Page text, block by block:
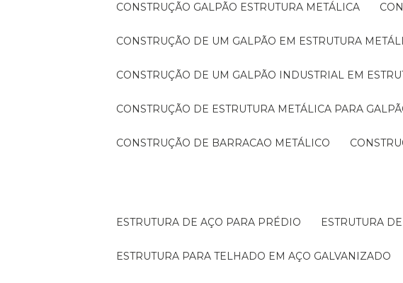
CONSTRUÇÃO GALPÃO ESTRUTURA METÁLICA
CONSTRUÇÃO DE UM GALPÃO EM ESTRUTURA
CONSTRUÇÃO DE UM GALPÃO INDUSTRIAL EM
CONSTRUÇÃO DE ESTRUTURA METÁLICA PARA
CONSTRUÇÃO DE BARRACAO METÁLICO
ESTRUTURA DE AÇO PARA PRÉDIO ESTRUTURA
ESTRUTURA PARA TELHADO EM AÇO GALVANIZADO